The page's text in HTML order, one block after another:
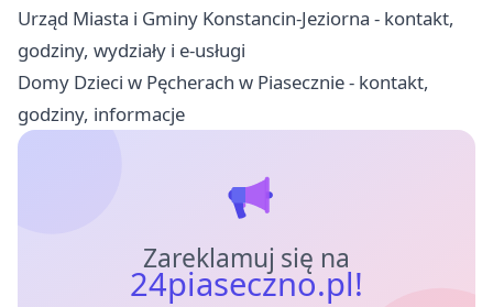
Urząd Miasta i Gminy Konstancin-Jeziorna - kontakt,
godziny, wydziały i e-usługi
Domy Dzieci w Pęcherach w Piasecznie - kontakt,
godziny, informacje
Zareklamuj się na
24piaseczno.pl!